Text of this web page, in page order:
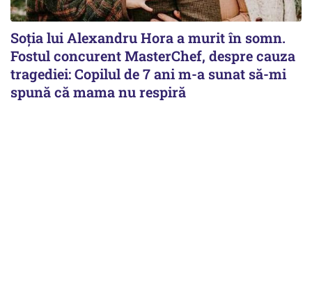
Soția lui Alexandru Hora a murit în somn.
Fostul concurent MasterChef, despre cauza
tragediei: Copilul de 7 ani m-a sunat să-mi
spună că mama nu respiră